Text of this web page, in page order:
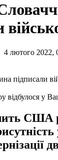
4 лютого 2022,
відбулося у
США